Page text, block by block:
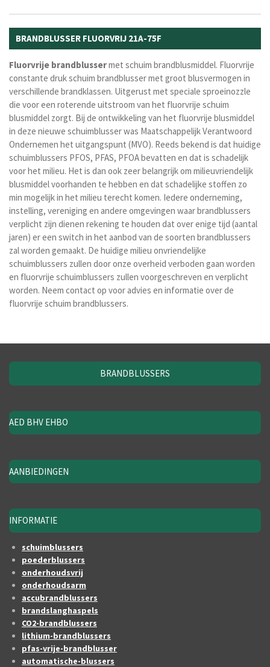
BRANDBLUSSER FLUORVRIJ 21A-75F
Fluorvrije brandblussermet schuim brandblusmiddel. Fluorvrije
constante druk schuim brandblusser met groot blusvermogen in
verschillende brandklassen. Uitgerust met speciale sproeinozzle
die voor een roterende uitstroom van het fluorvrije schuim
blusmiddel zorgt. Bij de ontwikkeling van het fluorvrije blusmiddel
in deze nieuwe schuimblusser was Maatschappelijk Verantwoord
Ondernemen het uitgangspunt (MVO). Reeds bekend is dat huidige
schuimblussers PFOS, PFAS, PFOA bevatten en dat is schadelijk
voor het milieu. Het is dan ook zeer belangrijk om milieuvriendelijk
blusmiddel voorhanden te hebben en dat schadelijke stoffen zo
min mogelijk in het milieu terecht komen. Iedere onderneming,
instelling, vereniging en andere omgevingen waar brandblussers
verplicht zijn dienen rekening te houden dat over enige tijd (aantal
jaren) er een switch in het aanbod van de soorten brandblussers
zal worden gemaakt. De huidige milieu onvriendelijke
schuimblussers zullen door onze overheid verboden gaan worden
en fluorvrije schuimblussers zullen voorgeschreven en verplicht
worden. Neem contact op voor advies en informatie over de
fluorvrije schuim brandblussers.
BRANDBLUSSERS
AED BHV EHBO
AANBIEDINGEN
INFORMATIE
schuimblussers
poederblussers
onderhoudsvrij
onderhoudsarm
accubrandblussers
brandslanghaspels
CO2-brandblussers
lithium-brandblussers
pfas-vrije-brandblusser
automatische-blussers